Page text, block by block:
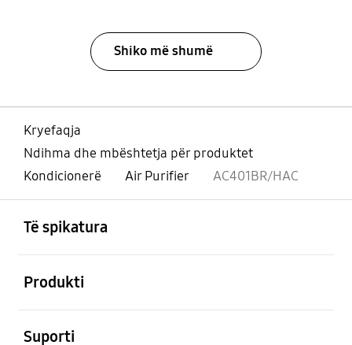
Shiko më shumë
Kryefaqja
Ndihma dhe mbështetja për produktet
Kondicionerë
Air Purifier AC401BR/HAC
Të spikatura
Produkti
Suporti